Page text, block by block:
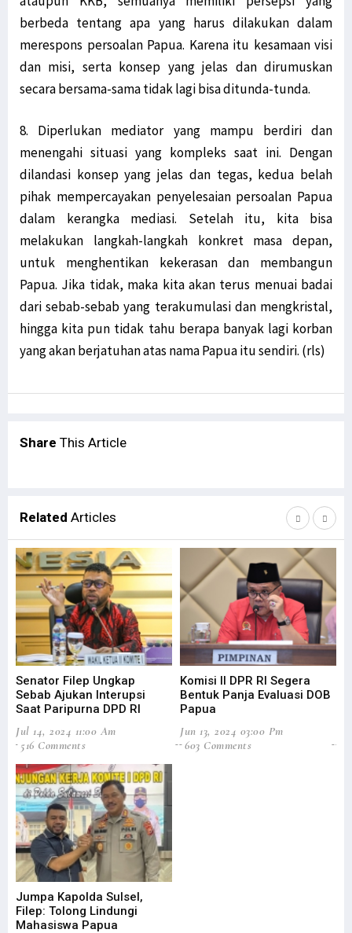
berbeda tentang apa yang harus dilakukan dalam
merespons persoalan Papua. Karena itu kesamaan visi
dan misi, serta konsep yang jelas dan dirumuskan
secara bersama-sama tidak lagi bisa ditunda-tunda.
8. Diperlukan mediator yang mampu berdiri dan
menengahi situasi yang kompleks saat ini. Dengan
dilandasi konsep yang jelas dan tegas, kedua belah
pihak mempercayakan penyelesaian persoalan Papua
dalam kerangka mediasi. Setelah itu, kita bisa
melakukan langkah-langkah konkret masa depan,
untuk menghentikan kekerasan dan membangun
Papua. Jika tidak, maka kita akan terus menuai badai
dari sebab-sebab yang terakumulasi dan mengkristal,
hingga kita pun tidak tahu berapa banyak lagi korban
yang akan berjatuhan atas nama Papua itu sendiri. (rls)
Share This Article
Related Articles
Senator Filep Ungkap
Sebab Ajukan Interupsi
Saat Paripurna DPD RI
Jul 14, 2024 11:00 Am
516 Comments
Komisi II DPR RI Segera
Bentuk Panja Evaluasi DOB
Papua
Jun 13, 2024 03:00 Pm
603 Comments
Jumpa Kapolda Sulsel,
Filep: Tolong Lindungi
Mahasiswa Papua